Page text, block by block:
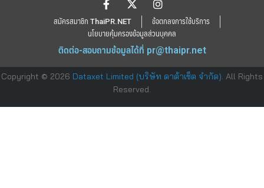
สมัครสมาชิก ThaiPR.NET
ข้อตกลงการใช้บริการ
นโยบายคุ้มครองข้อมูลส่วนบุคคล
ติดต่อ-สอบถามข้อมูลได้ที่ pr@thaipr.net
Copyright © 2026 Dataxet Limited (บริษัท ดาต้าเซ็ต จำกัด). All Rights
Reserved.